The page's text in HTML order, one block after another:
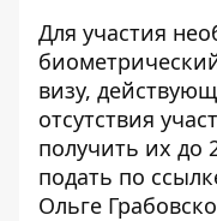
Для участия
визу,
отсутствия
получить их до
подать по
Ольге